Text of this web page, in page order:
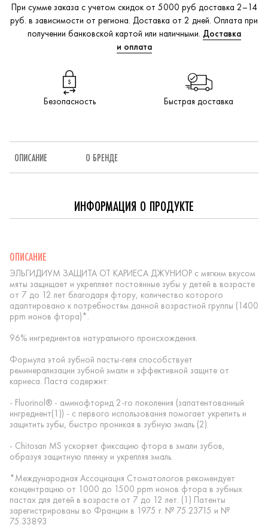
При сумме заказа с учетом скидок от 5000 руб доставка 2–14
руб. в зависимости от региона. Доставка от 2 дней. Оплата при
получении банковской картой или наличными. Доставка
и оплата
Безопасность Быстрая доставка
ОПИСАНИЕ О БРЕНДЕ
ИНФОРМАЦИЯ О ПРОДУКТЕ
ОПИСАНИЕ
ЭЛЬГИДИУМ ЗАЩИТА ОТ КАРИЕСА ДЖУНИОР с мягким вкусом
мяты защищает и укрепляет постоянные зубы у детей в возрасте
от 7 до 12 лет благодаря фтору, количество которого
адаптировано к потребностям данной возрастной группы (1400
ppm ионов фтора)*.
96% ингредиентов натурального происхождения.
Формула этой зубной пасты-геля способствует
реминерализации зубной эмали и эффективной защите от
кариеса. Паста содержит:
- Fluorinol® - аминофторид 2-го поколения (запатентованный
ингредиент(1)) - с первого использования помогает укрепить и
защитить зубы, быстро проникая в зубную эмаль (2).
- Chitosan MS ускоряет фиксацию фтора в эмали зубов,
образуя защитную пленку и укрепляя эмаль.
*Международная Ассоциация Стоматологов рекомендует
концентрацию от 1000 до 1500 ppm ионов фтора в зубных
пастах для детей в возрасте от 7 до 12 лет. (1) Патенты
зарегистрированы во Франции в 1975 г. № 75.23715 и №
75.33893